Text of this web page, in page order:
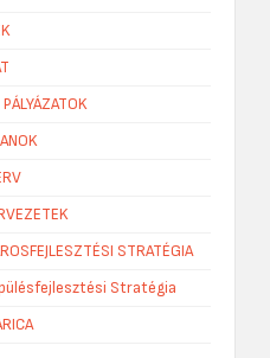
STRATÉGIA
Stratégia